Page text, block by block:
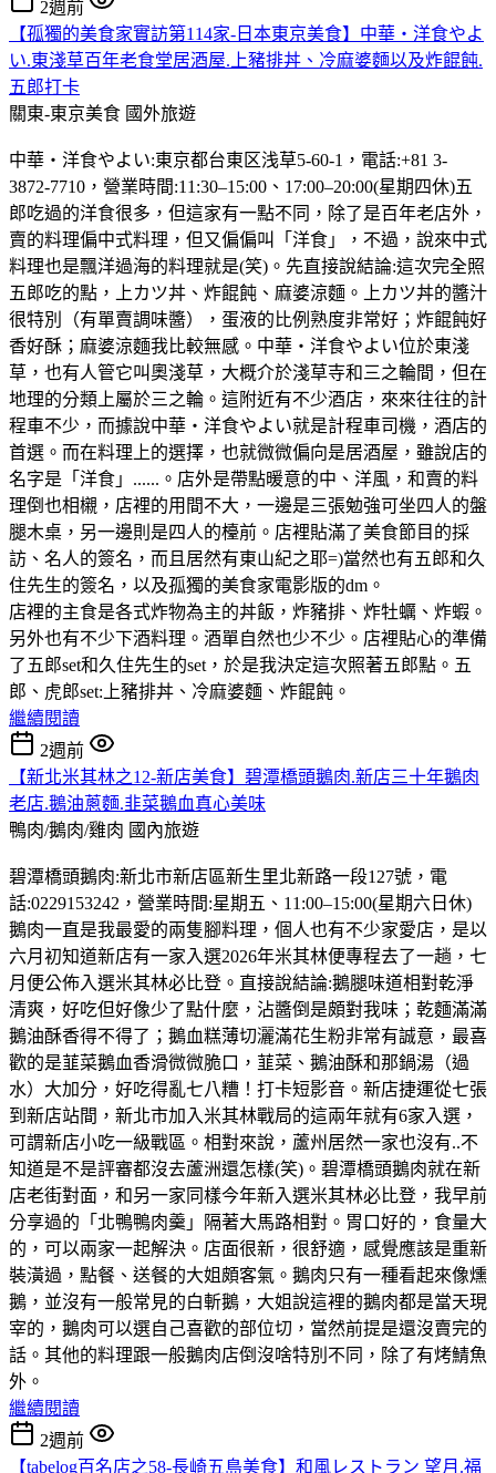
2週前
【孤獨的美食家實訪第114家-日本東京美食】中華・洋食やよ
い.東淺草百年老食堂居酒屋.上豬排丼、冷麻婆麵以及炸餛飩.
五郎打卡
關東-東京美食 國外旅遊
中華・洋食やよい:東京都台東区浅草5-60-1，電話:+81 3-
3872-7710，營業時間:11:30–15:00、17:00–20:00(星期四休)五
郎吃過的洋食很多，但這家有一點不同，除了是百年老店外，
賣的料理偏中式料理，但又偏偏叫「洋食」，不過，說來中式
料理也是飄洋過海的料理就是(笑)。先直接說結論:這次完全照
五郎吃的點，上カツ丼、炸餛飩、麻婆涼麵。上カツ丼的醬汁
很特別（有單賣調味醬），蛋液的比例熟度非常好；炸餛飩好
香好酥；麻婆涼麵我比較無感。中華・洋食やよい位於東淺
草，也有人管它叫奧淺草，大概介於淺草寺和三之輪間，但在
地理的分類上屬於三之輪。這附近有不少酒店，來來往往的計
程車不少，而據說中華・洋食やよい就是計程車司機，酒店的
首選。而在料理上的選擇，也就微微偏向是居酒屋，雖說店的
名字是「洋食」......。店外是帶點暖意的中、洋風，和賣的料
理倒也相櫬，店裡的用間不大，一邊是三張勉強可坐四人的盤
腿木桌，另一邊則是四人的檯前。店裡貼滿了美食節目的採
訪、名人的簽名，而且居然有東山紀之耶=)當然也有五郎和久
住先生的簽名，以及孤獨的美食家電影版的dm。
店裡的主食是各式炸物為主的丼飯，炸豬排、炸牡蠣、炸蝦。
另外也有不少下酒料理。酒單自然也少不少。店裡貼心的準備
了五郎set和久住先生的set，於是我決定這次照著五郎點。五
郎、虎郎set:上豬排丼、冷麻婆麵、炸餛飩。
繼續閱讀
2週前
【新北米其林之12-新店美食】碧潭橋頭鵝肉.新店三十年鵝肉
老店.鵝油蔥麵.韭菜鵝血真心美味
鴨肉/鵝肉/雞肉 國內旅遊
碧潭橋頭鵝肉:新北市新店區新生里北新路一段127號，電
話:0229153242，營業時間:星期五、11:00–15:00(星期六日休)
鵝肉一直是我最愛的兩隻腳料理，個人也有不少家愛店，是以
六月初知道新店有一家入選2026年米其林便專程去了一趟，七
月便公佈入選米其林必比登。直接說結論:鵝腿味道相對乾淨
清爽，好吃但好像少了點什麼，沾醬倒是頗對我味；乾麵滿滿
鵝油酥香得不得了；鵝血糕薄切灑滿花生粉非常有誠意，最喜
歡的是韮菜鵝血香滑微微脆口，韮菜、鵝油酥和那鍋湯（過
水）大加分，好吃得亂七八糟！打卡短影音。新店捷運從七張
到新店站間，新北市加入米其林戰局的這兩年就有6家入選，
可謂新店小吃一級戰區。相對來說，蘆州居然一家也沒有..不
知道是不是評審都沒去蘆洲還怎樣(笑)。碧潭橋頭鵝肉就在新
店老街對面，和另一家同樣今年新入選米其林必比登，我早前
分享過的「北鴨鴨肉羹」隔著大馬路相對。胃口好的，食量大
的，可以兩家一起解決。店面很新，很舒適，感覺應該是重新
裝潢過，點餐、送餐的大姐頗客氣。鵝肉只有一種看起來像燻
鵝，並沒有一般常見的白斬鵝，大姐說這裡的鵝肉都是當天現
宰的，鵝肉可以選自己喜歡的部位切，當然前提是還沒賣完的
話。其他的料理跟一般鵝肉店倒沒啥特別不同，除了有烤鯖魚
外。
繼續閱讀
2週前
【tabelog百名店之58-長崎五島美食】和風レストラン 望月.福